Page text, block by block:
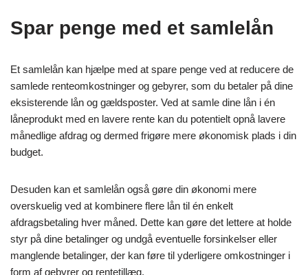
Spar penge med et samlelån
Et samlelån kan hjælpe med at spare penge ved at reducere de
samlede renteomkostninger og gebyrer, som du betaler på dine
eksisterende lån og gældsposter. Ved at samle dine lån i én
låneprodukt med en lavere rente kan du potentielt opnå lavere
månedlige afdrag og dermed frigøre mere økonomisk plads i din
budget.
Desuden kan et samlelån også gøre din økonomi mere
overskuelig ved at kombinere flere lån til én enkelt
afdragsbetaling hver måned. Dette kan gøre det lettere at holde
styr på dine betalinger og undgå eventuelle forsinkelser eller
manglende betalinger, der kan føre til yderligere omkostninger i
form af gebyrer og rentetillæg.